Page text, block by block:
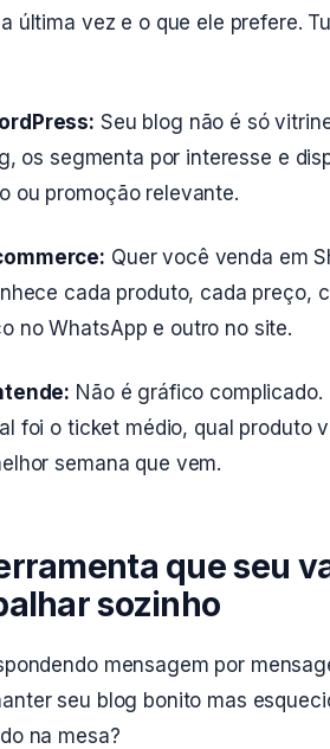
última vez e o que ele prefere.
Seu blog não é só
os segmenta por interesse e
ou promoção relevante.
Quer você venda em
cada produto, cada preço,
no WhatsApp e outro no site.
Não é gráfico
foi o ticket médio, qual produto
semana que vem.
que seu
sozinho
mensagem por
seu blog bonito mas
na mesa?